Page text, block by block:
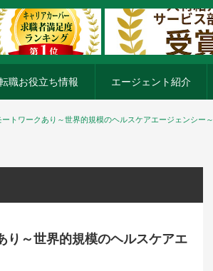
職お役立ち情報 エージェント紹介
トワークあり～世界的規模のヘルスケアエージェンシー～
～世界的規模のヘルスケアエ